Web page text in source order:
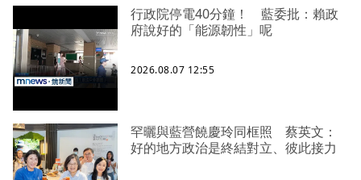
行政院停電40分鐘！ 藍委批：賴政
府說好的「能源韌性」呢
2026.08.07 12:55
罕曬與藍營饒慶玲同框照 蔡英文：
好的地方政治是終結對立、彼此接力